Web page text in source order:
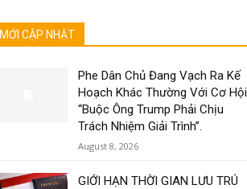
MỚI CẬP NHẬT
Phe Dân Chủ Đang Vạch Ra Kế
Hoạch Khác Thường Với Cơ Hội
“Buộc Ông Trump Phải Chịu
Trách Nhiệm Giải Trình”.
August 8, 2026
GIỚI HẠN THỜI GIAN LƯU TRÚ